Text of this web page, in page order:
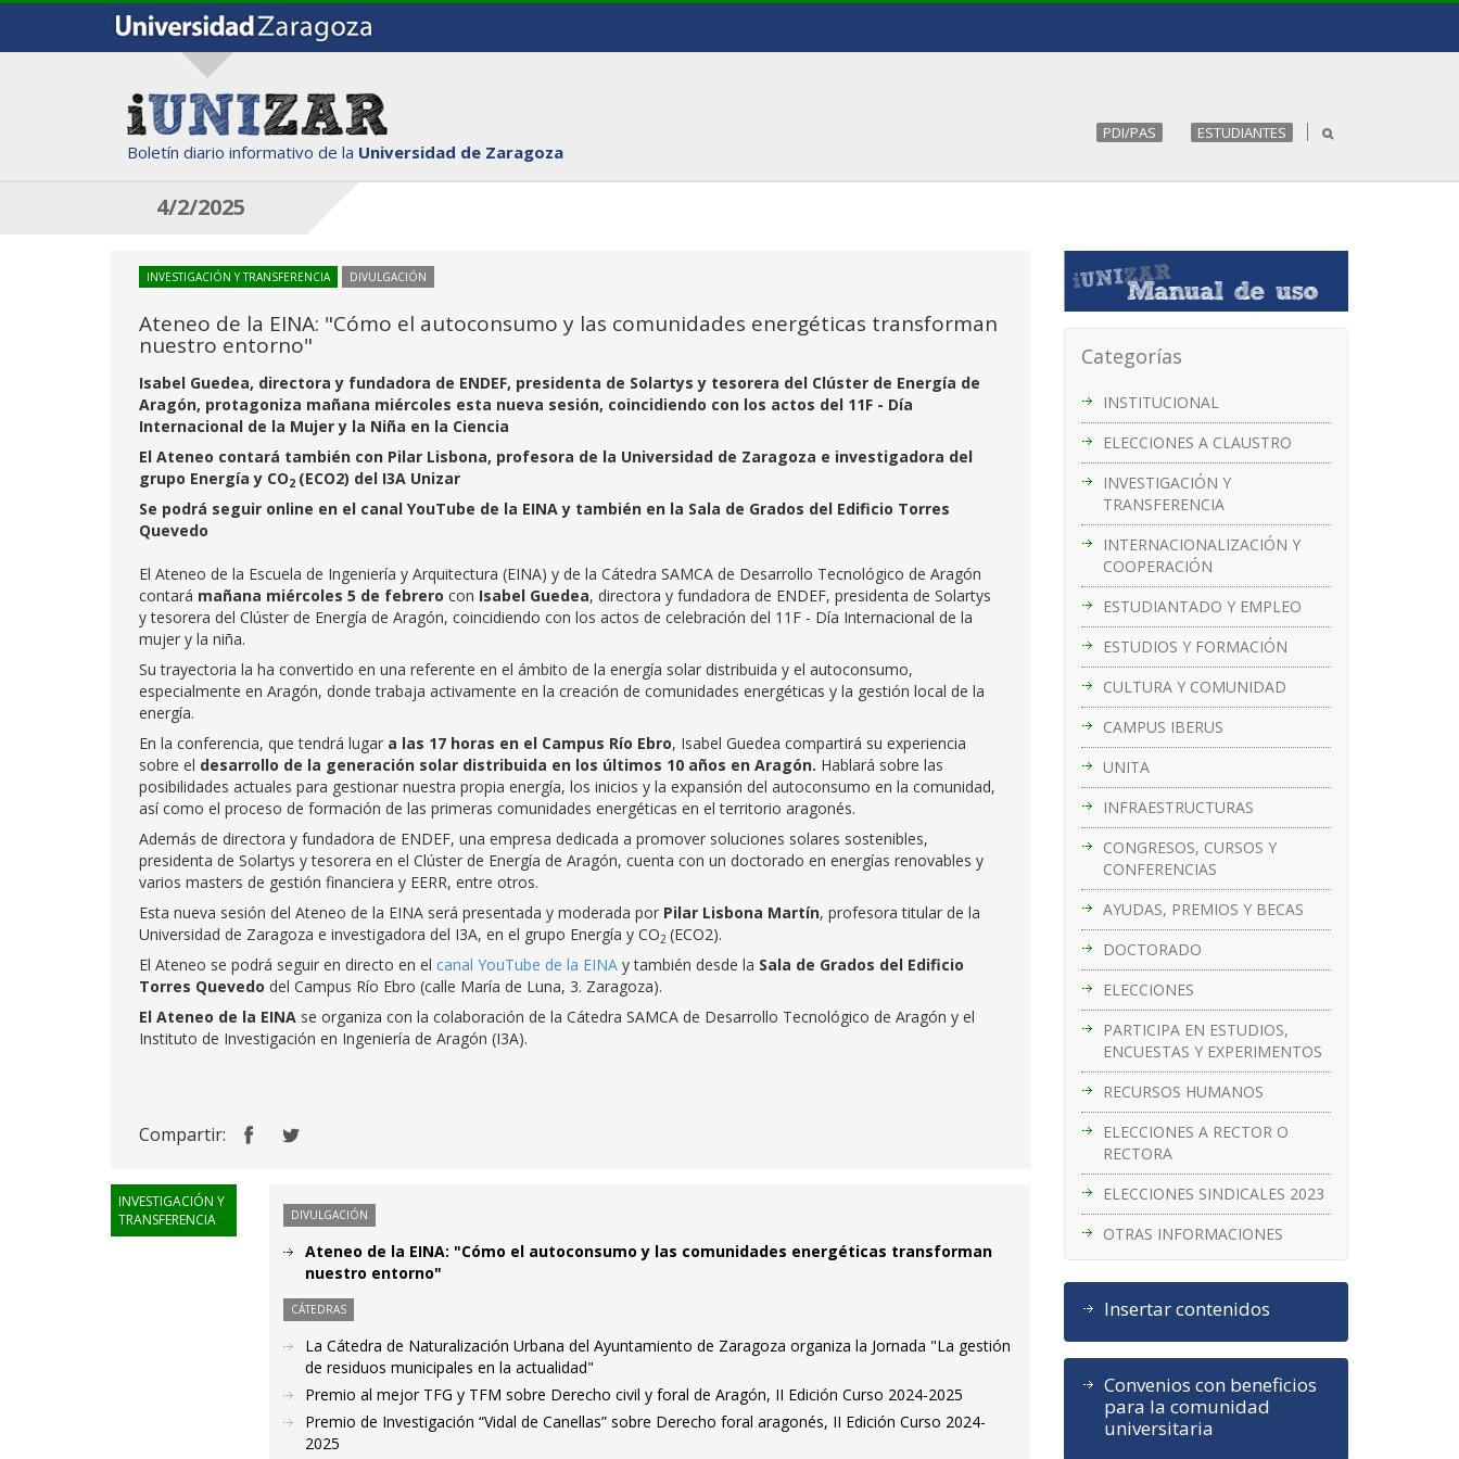
Boletín diario informativo de la Universidad de Zaragoza
PDI/PAS ESTUDIANTES
4/2/2025
Categorías
INSTITUCIONAL
ELECCIONES A CLAUSTRO
INVESTIGACIÓN Y
TRANSFERENCIA
INTERNACIONALIZACIÓN Y
COOPERACIÓN
ESTUDIANTADO Y EMPLEO
ESTUDIOS Y FORMACIÓN
CULTURA Y COMUNIDAD
CAMPUS IBERUS
UNITA
INFRAESTRUCTURAS
CONGRESOS, CURSOS Y
CONFERENCIAS
AYUDAS, PREMIOS Y BECAS
DOCTORADO
ELECCIONES
PARTICIPA EN ESTUDIOS,
ENCUESTAS Y EXPERIMENTOS
RECURSOS HUMANOS
ELECCIONES A RECTOR O
RECTORA
ELECCIONES SINDICALES 2023
OTRAS INFORMACIONES
Insertar contenidos
Convenios con beneficios
para la comunidad
universitaria
INVESTIGACIÓN Y TRANSFERENCIA DIVULGACIÓN
Ateneo de la EINA: "Cómo el autoconsumo y las comunidades energéticas transforman
nuestro entorno"
Isabel Guedea, directora y fundadora de ENDEF, presidenta de Solartys y tesorera del Clúster de Energía de
Aragón, protagoniza mañana miércoles esta nueva sesión, coincidiendo con los actos del 11F - Día
Internacional de la Mujer y la Niña en la Ciencia
El Ateneo contará también con Pilar Lisbona, profesora de la Universidad de Zaragoza e investigadora del
grupo Energía y CO2 (ECO2) del I3A Unizar
Se podrá seguir online en el canal YouTube de la EINA y también en la Sala de Grados del Edificio Torres
Quevedo
El Ateneo de la Escuela de Ingeniería y Arquitectura (EINA) y de la Cátedra SAMCA de Desarrollo Tecnológico de Aragón
contará mañana miércoles 5 de febrero con Isabel Guedea, directora y fundadora de ENDEF, presidenta de Solartys
y tesorera del Clúster de Energía de Aragón, coincidiendo con los actos de celebración del 11F - Día Internacional de la
mujer y la niña.
Su trayectoria la ha convertido en una referente en el ámbito de la energía solar distribuida y el autoconsumo,
especialmente en Aragón, donde trabaja activamente en la creación de comunidades energéticas y la gestión local de la
energía.
En la conferencia, que tendrá lugar a las 17 horas en el Campus Río Ebro, Isabel Guedea compartirá su experiencia
sobre el desarrollo de la generación solar distribuida en los últimos 10 años en Aragón. Hablará sobre las
posibilidades actuales para gestionar nuestra propia energía, los inicios y la expansión del autoconsumo en la comunidad,
así como el proceso de formación de las primeras comunidades energéticas en el territorio aragonés.
Además de directora y fundadora de ENDEF, una empresa dedicada a promover soluciones solares sostenibles,
presidenta de Solartys y tesorera en el Clúster de Energía de Aragón, cuenta con un doctorado en energías renovables y
varios masters de gestión financiera y EERR, entre otros.
Esta nueva sesión del Ateneo de la EINA será presentada y moderada por Pilar Lisbona Martín, profesora titular de la
Universidad de Zaragoza e investigadora del I3A, en el grupo Energía y CO2 (ECO2).
El Ateneo se podrá seguir en directo en el canal YouTube de la EINA y también desde la Sala de Grados del Edificio
Torres Quevedo del Campus Río Ebro (calle María de Luna, 3. Zaragoza).
El Ateneo de la EINA se organiza con la colaboración de la Cátedra SAMCA de Desarrollo Tecnológico de Aragón y el
Instituto de Investigación en Ingeniería de Aragón (I3A).
Compartir:
INVESTIGACIÓN Y
TRANSFERENCIA
DIVULGACIÓN
Ateneo de la EINA: "Cómo el autoconsumo y las comunidades energéticas transforman
nuestro entorno"
CÁTEDRAS
La Cátedra de Naturalización Urbana del Ayuntamiento de Zaragoza organiza la Jornada "La gestión
de residuos municipales en la actualidad"
Premio al mejor TFG y TFM sobre Derecho civil y foral de Aragón, II Edición Curso 2024-2025
Premio de Investigación “Vidal de Canellas” sobre Derecho foral aragonés, II Edición Curso 2024-
2025